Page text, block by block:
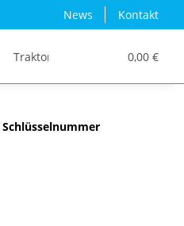
News Kontakt
0,00 €
Traktor/Schlepper/LKW
Schlüsselnummer